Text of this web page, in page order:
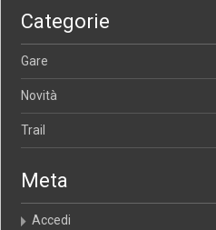
Categorie
Gare
Novità
Trail
Meta
Accedi